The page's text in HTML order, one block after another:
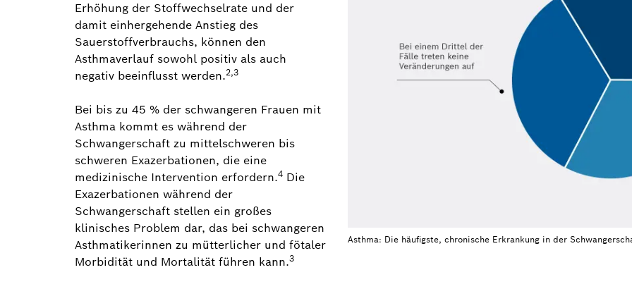
Erhöhung der Stoffwechselrate und der
damit einhergehende Anstieg des
Sauerstoffverbrauchs, können den
Asthmaverlauf sowohl positiv als auch
negativ beeinflusst werden.2,3
Bei bis zu 45 % der schwangeren Frauen mit
Asthma kommt es während der
Schwangerschaft zu mittelschweren bis
schweren Exazerbationen, die eine
medizinische Intervention erfordern.4 Die
Exazerbationen während der
Schwangerschaft stellen ein großes
klinisches Problem dar, das bei schwangeren
Asthmatikerinnen zu mütterlicher und fötaler
Morbidität und Mortalität führen kann.3
Asthma: Die häufigste, chronische Erkrankung in der